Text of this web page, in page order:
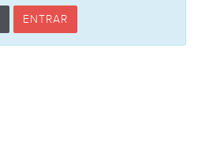
ENTRAR